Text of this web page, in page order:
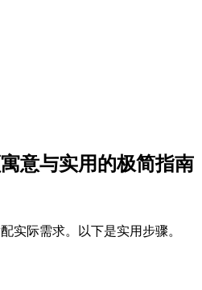
意与实用的极简指南
实际需求。以下是实用步骤。